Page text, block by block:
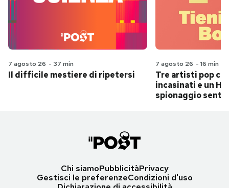
7 agosto 26 - 37 min
Il difficile mestiere di ripetersi
7 agosto 26 - 16 min
Tre artisti pop
incasinati e un
spionaggio
Chi siamoPubblicitàPrivacy
Gestisci le preferenzeCondizioni d'uso